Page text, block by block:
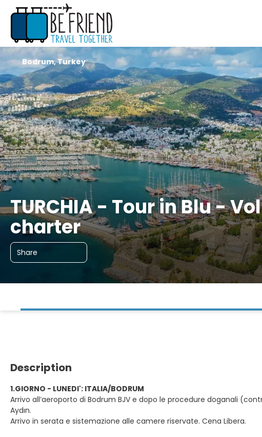
TURCHIA - Tour in Blu -
charter
Share
Bodrum, Turkey
Description
1.GIORNO - LUNEDI': ITALIA/BODRUM
Arrivo all’aeroporto di Bodrum BJV e dopo le procedure doganali
Aydın.
Arrivo in serata e sistemazione alle camere riservate. Cena Libera.